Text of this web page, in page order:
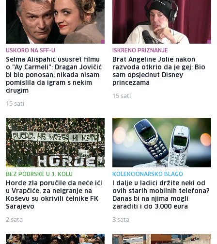
USKORO NA SFF-U
Selma Alispahić ususret filmu
o "Ay Carmeli": Dragan Jovičić
bi bio ponosan; nikada nisam
pomislila da igram s nekim
drugim
15 sati
ISKRENO PRIZNANJE
Brat Angeline Jolie nakon
razvoda otkrio da je gej: Bio
sam opsjednut Disney
princezama
15 sati
BEZ PODRŠKE U 1. KOLU
Horde zla poručile da neće ići
u Vrapčiće, za neigranje na
Koševu su okrivili čelnike FK
Sarajevo
2 sata
KOLEKCIONARSKO BLAGO
I dalje u ladici držite neki od
ovih starih mobilnih telefona?
Danas bi na njima mogli
zaraditi i do 3.000 eura
3 sata